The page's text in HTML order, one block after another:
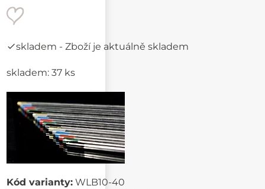
skladem - Zboží je aktuálně skladem
skladem: 37 ks
Kód varianty: WLB10-40